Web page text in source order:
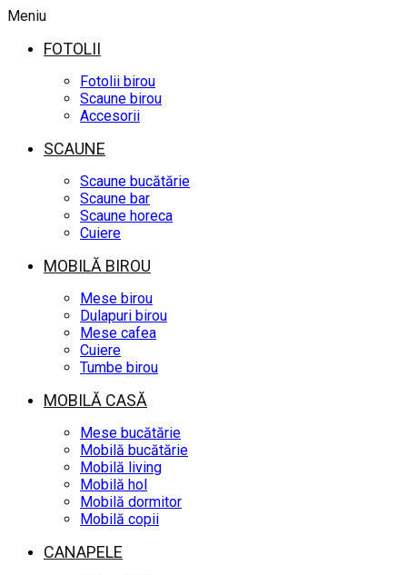
Meniu
FOTOLII
Fotolii birou
Scaune birou
Accesorii
SCAUNE
Scaune bucătărie
Scaune bar
Scaune horeca
Cuiere
MOBILĂ BIROU
Mese birou
Dulapuri birou
Mese cafea
Cuiere
Tumbe birou
MOBILĂ CASĂ
Mese bucătărie
Mobilă bucătărie
Mobilă living
Mobilă hol
Mobilă dormitor
Mobilă copii
CANAPELE